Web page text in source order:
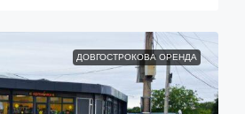
ДОВГОСТРОКОВА ОРЕНДА